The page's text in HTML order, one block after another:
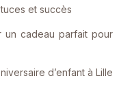
et succès
un cadeau parfait pour
d’enfant à Lille